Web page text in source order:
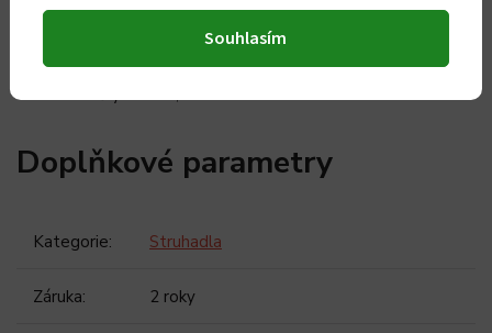
Souhlasím
vhodné k zavěšení
omyvatelné v myčce nádobí
ochranný kryt pro bezpečné uskladnění
rozměry: 31 x 7,5 x 3 cm
Doplňkové parametry
Kategorie: Struhadla
Záruka: 2 roky